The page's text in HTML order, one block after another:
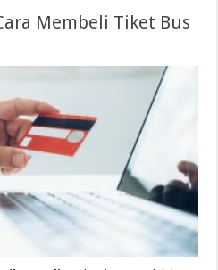
Membeli Tiket Bus